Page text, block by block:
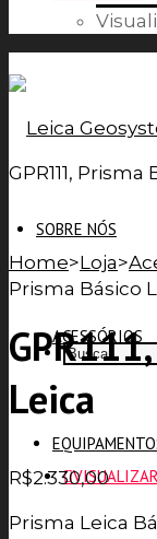
SOBRE NÓS
ACESSÓRIOS
GPR111, Prisma
Home>Loja>
Prisma Básico
Leica
R$2.330,00
Prisma Leica